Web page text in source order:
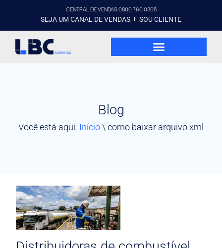
CENTRAL DE VENDAS 0800 760 0305
SEJA UM CANAL DE VENDAS SOU CLIENTE
Blog
Você está aqui: Início\ como baixar arquivo xml